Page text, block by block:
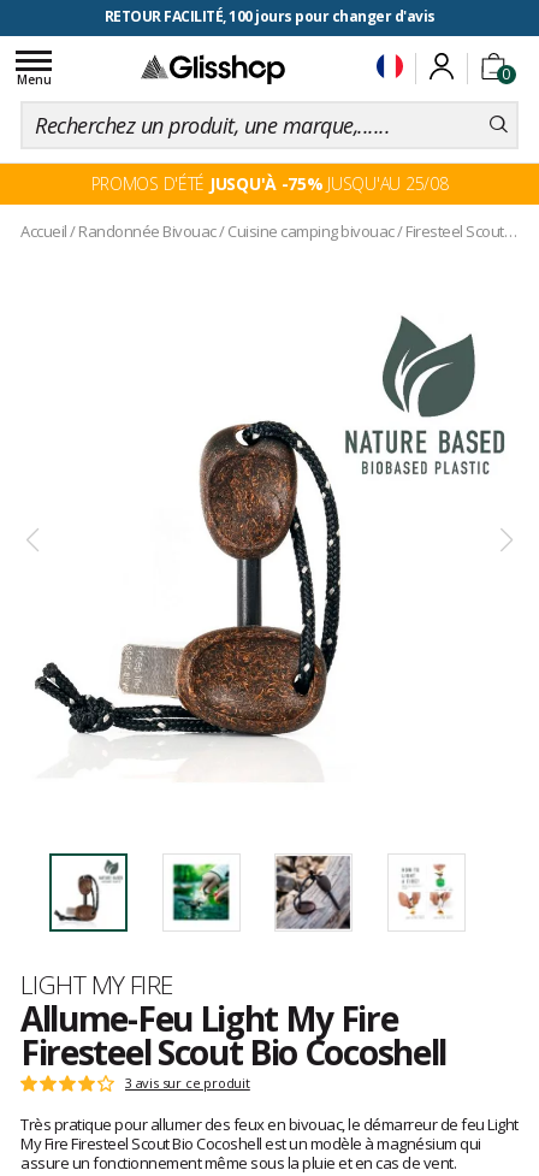
RETOUR FACILITÉ, 100 jours pour changer d'avis
0
Toggle
navigation
Menu
PROMOS D'ÉTÉ JUSQU'À -75% JUSQU'AU 25/08
Accueil/Randonnée Bivouac/Cuisine camping bivouac/Firesteel Scout Bio Cocoshell
Marque
LIGHT MY FIRE
Allume-Feu Light My Fire
Firesteel Scout Bio Cocoshell
Les
clients
Note
:
4
sur
3 avis sur ce produit
Très pratique pour allumer des feux en bivouac, le démarreur de feu Light
My Fire Firesteel Scout Bio Cocoshell est un modèle à magnésium qui
assure un fonctionnement même sous la pluie et en cas de vent.